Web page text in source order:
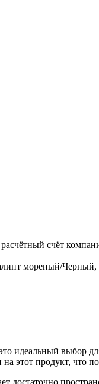
счёт
мореный/
идеальный выбор
этот продукт, что
достаточно